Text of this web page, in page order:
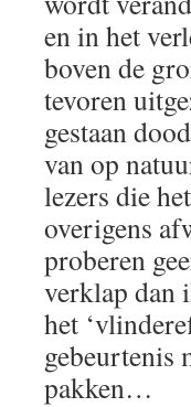
en in het
boven de
tevoren
gestaan
van op
lezers die
overigens
proberen
verklap dan
het
gebeurtenis
pakken…